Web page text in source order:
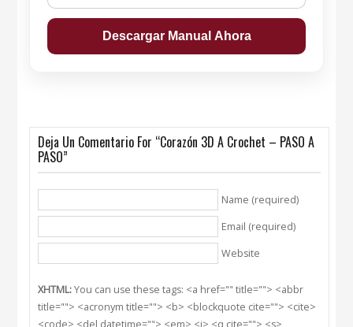
Deja Un Comentario For “Corazón 3D A Crochet – PASO A
PASO”
Name (required)
Email (required)
Website
XHTML:You can use these tags: <a href="" title=""> <abbr
title=""> <acronym title=""> <b> <blockquote cite=""> <cite>
<code> <del datetime=""> <em> <i> <q cite=""> <s>